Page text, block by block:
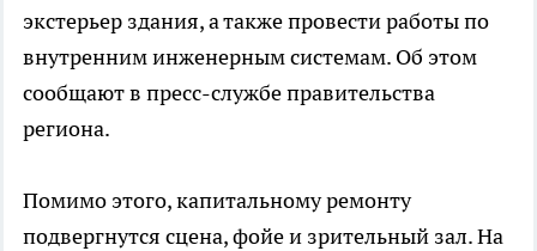
экстерьер здания, а также провести работы по
внутренним инженерным системам. Об этом
сообщают в пресс-службе правительства
региона.
Помимо этого, капитальному ремонту
подвергнутся сцена, фойе и зрительный зал. На